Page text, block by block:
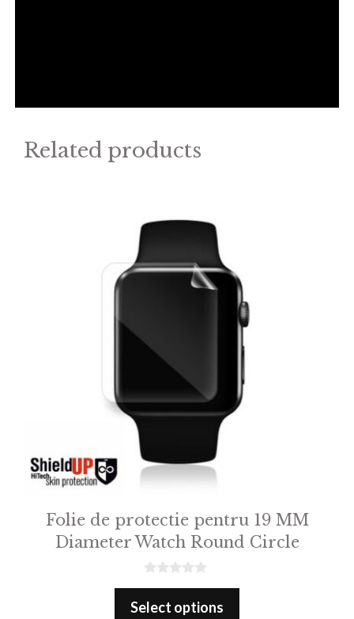
Related products
Folie de protectie pentru 19 MM
Diameter Watch Round Circle
0
u
Select options